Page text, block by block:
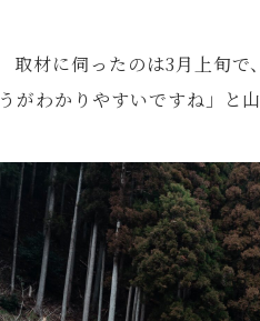
取材に伺ったのは3月上旬
うがわかりやすいですね」と